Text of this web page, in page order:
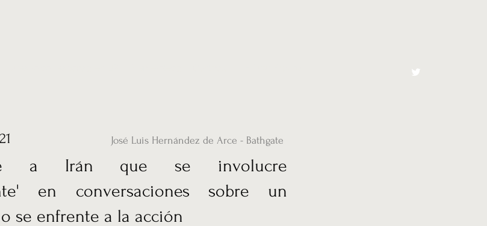
José Luis Hernández de Arce - Bathgate
a Irán que se involucre
en conversaciones sobre un
se enfrente a la acción